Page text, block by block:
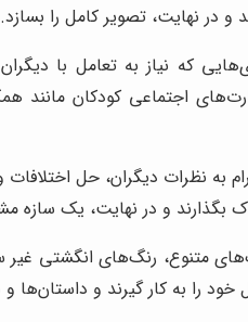
و در نهایت، تصویر کامل را بسازد.
که نیاز به تعامل با
اجتماعی کودکان مانند
به نظرات دیگران، حل
بگذارند و در نهایت، یک سازه
متنوع، رنگ‌های انگشتی
را به کار گیرند و داستان‌ها